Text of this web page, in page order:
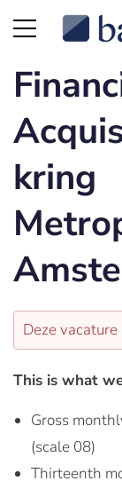
kring
Deze
This is what
Gross
(scale 08)
Thirteenth